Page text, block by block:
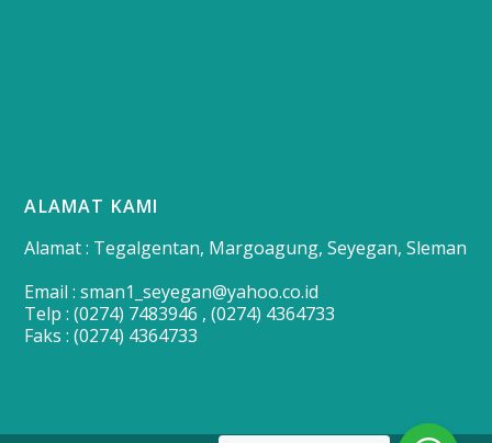
ALAMAT KAMI
Alamat : Tegalgentan, Margoagung, Seyegan, Sleman
Email : sman1_seyegan@yahoo.co.id
Telp : (0274) 7483946 , (0274) 4364733
Faks : (0274) 4364733